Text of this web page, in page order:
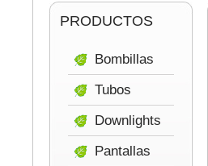
PRODUCTOS
Bombillas
Tubos
Downlights
Pantallas